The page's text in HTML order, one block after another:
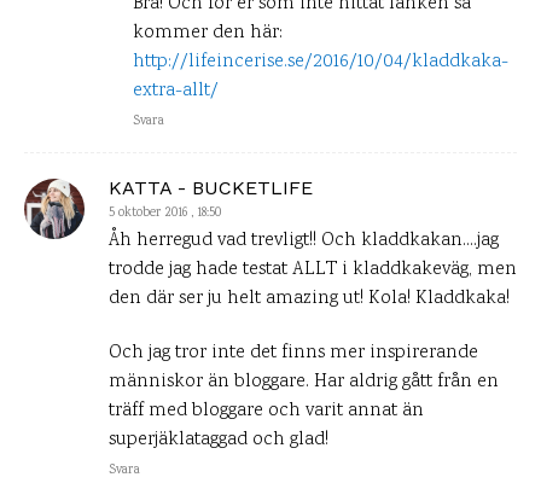
kommer den här:
http://lifeincerise.se/2016/10/04/kladdkaka-
extra-allt/
Svara
KATTA - BUCKETLIFE
5 oktober 2016 , 18:50
Åh herregud vad trevligt!! Och kladdkakan….jag
trodde jag hade testat ALLT i kladdkakeväg, men
den där ser ju helt amazing ut! Kola! Kladdkaka!
Och jag tror inte det finns mer inspirerande
människor än bloggare. Har aldrig gått från en
träff med bloggare och varit annat än
superjäklataggad och glad!
Svara